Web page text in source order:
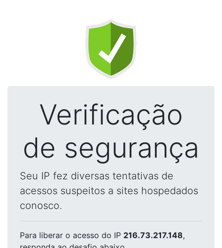
Verificação
de segurança
Seu IP fez diversas tentativas de
acessos suspeitos a sites hospedados
conosco.
Para liberar o acesso do IP 216.73.217.148,